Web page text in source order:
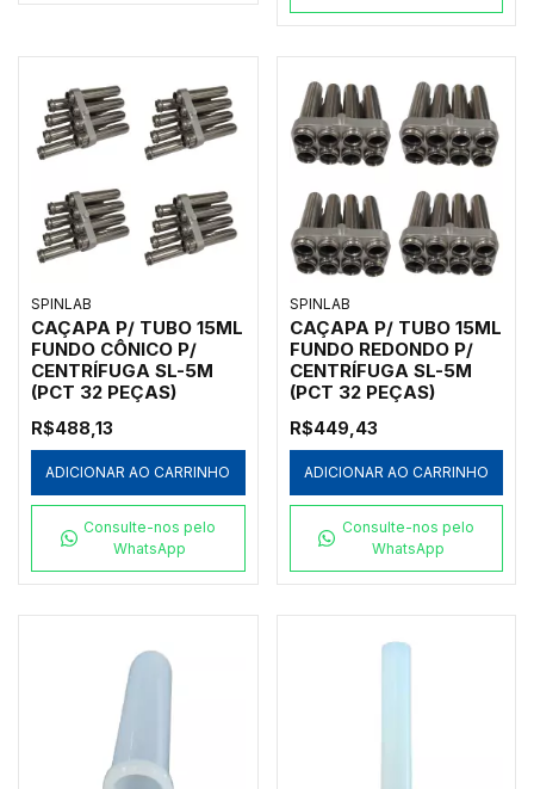
SPINLAB
CAÇAPA P/ TUBO 15ML
FUNDO CÔNICO P/
CENTRÍFUGA SL-5M
(PCT 32 PEÇAS)
R$488,13
ADICIONAR AO CARRINHO
Consulte-nos pelo
WhatsApp
SPINLAB
CAÇAPA P/ TUBO 15ML
FUNDO REDONDO P/
CENTRÍFUGA SL-5M
(PCT 32 PEÇAS)
R$449,43
ADICIONAR AO CARRINHO
Consulte-nos pelo
WhatsApp